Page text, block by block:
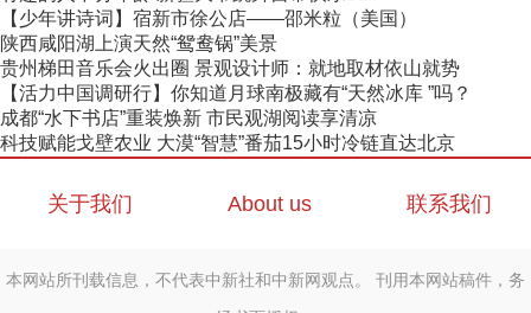
【少年讲诗词】宿新市徐公店——邵米粒（美国）
陕西咸阳湖上演天然“鸳鸯锅”美景
贵州梯田音乐会火出圈 景观设计师：就地取材依山就势
【活力中国调研行】你知道月球南极藏有“天然冰库 ”吗？
成都“水下书店”重装焕新 市民观湖阅读享清凉
科技赋能戈壁农业 大漠“智慧”番茄15小时冷链直达北京
关于我们 About us 联系我们
本网站所刊载信息，不代表中新社和中新网观点。 刊用本网站稿件，务